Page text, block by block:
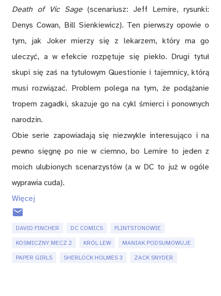
Death of Vic Sage(scenariusz: Jeff Lemire, rysunki:
Denys Cowan, Bill Sienkiewicz). Ten pierwszy opowie o
tym, jak Joker mierzy się z lekarzem, który ma go
uleczyć, a w efekcie rozpętuje się piekło. Drugi tytuł
skupi się zaś na tytułowym Questionie i tajemnicy, którą
musi rozwiązać. Problem polega na tym, że podążanie
tropem zagadki, skazuje go na cykl śmierci i ponownych
narodzin.
Obie serie zapowiadają się niezwykle interesująco i na
pewno sięgnę po nie w ciemno, bo Lemire to jeden z
moich ulubionych scenarzystów (a w DC to już w ogóle
wyprawia cuda).
Więcej
DAVID FINCHER DC COMICS FLINTSTONOWIE
KOSMICZNY MECZ 2 KRÓL LEW MANIAK PODSUMOWUJE
PAPER GIRLS SHERLOCK HOLMES 3 ZACK SNYDER